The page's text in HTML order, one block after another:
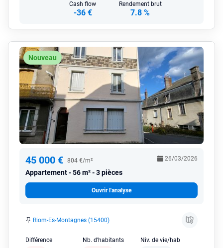
Cash flow
-36 €
Rendement brut
7.8 %
Nouveau
45 000 € 804 €/m²
Appartement 56 m² - 3 pièces
26/03/2026
Ouvrir l'analyse
Riom-Es-Montagnes (15400)
Différence
Nb. d'habitants
Niv. de vie/hab